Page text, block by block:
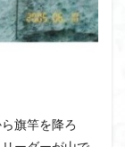
旗竿を降ろ